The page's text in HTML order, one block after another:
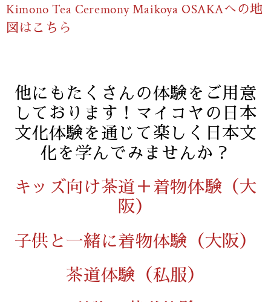
Kimono Tea Ceremony Maikoya OSAKAへの地
図はこちら
他にもたくさんの体験をご用意
しております！マイコヤの日本
文化体験を通じて楽しく日本文
化を学んでみませんか？
キッズ向け茶道＋着物体験（大
阪）
子供と一緒に着物体験（大阪）
茶道体験（私服）